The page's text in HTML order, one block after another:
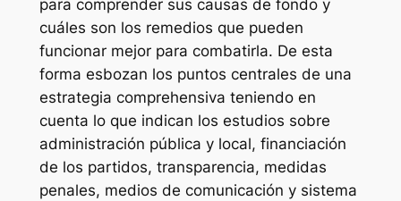
para comprender sus causas de fondo y
cuáles son los remedios que pueden
funcionar mejor para combatirla. De esta
forma esbozan los puntos centrales de una
estrategia comprehensiva teniendo en
cuenta lo que indican los estudios sobre
administración pública y local, financiación
de los partidos, transparencia, medidas
penales, medios de comunicación y sistema